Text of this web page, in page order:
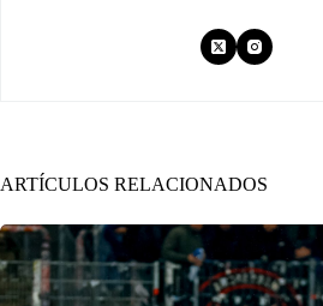
ARTÍCULOS RELACIONADOS